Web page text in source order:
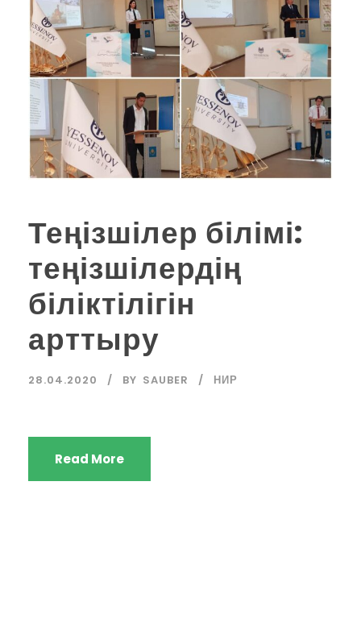
Теңізшілер білімі:
теңізшілердің
біліктілігін
арттыру
28.04.2020 BY SAUBER НИР
Read More